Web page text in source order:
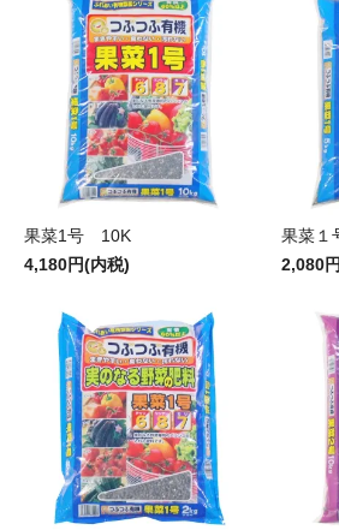
果菜1号 10K
4,180円(内税)
果菜１
2,080